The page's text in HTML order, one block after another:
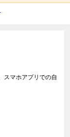
スマホアプリでの自